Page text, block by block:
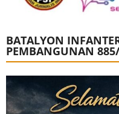
BATALYON
PEMBANGUNAN